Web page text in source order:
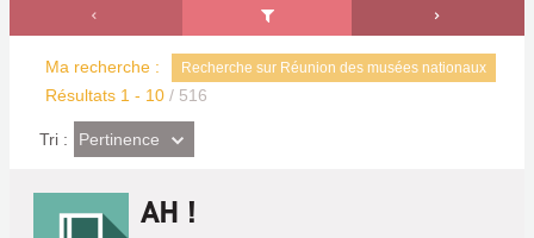
Ma recherche : Recherche sur Réunion des musées nationaux
Résultats 1 - 10 / 516
Tri : (Effet
imédiat)
Pertinence
AH !